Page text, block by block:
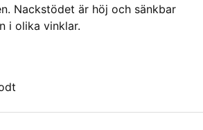
Nackstödet är höj och sänkbar
i olika vinklar.